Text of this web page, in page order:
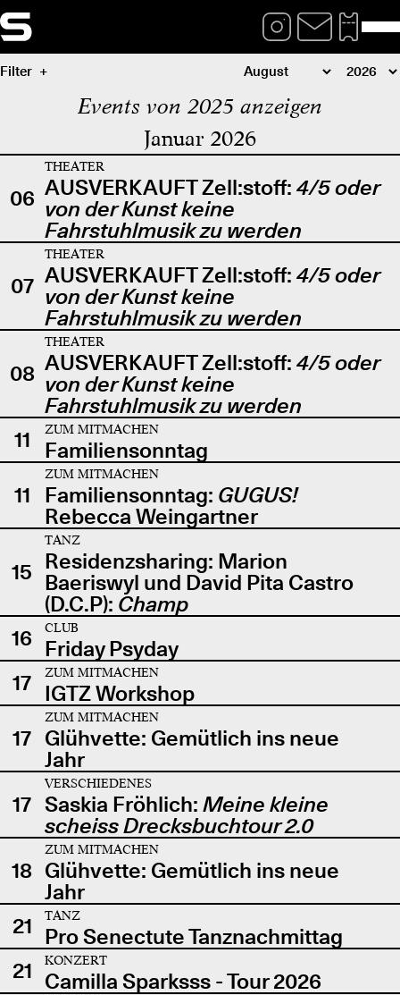
Filter
Events von 2025 anzeigen
Januar 2026
06
THEATER
AUSVERKAUFT Zell:stoff: 4/5 oder
von der Kunst keine
Fahrstuhlmusik zu werden
07
THEATER
AUSVERKAUFT Zell:stoff: 4/5 oder
von der Kunst keine
Fahrstuhlmusik zu werden
08
THEATER
AUSVERKAUFT Zell:stoff: 4/5 oder
von der Kunst keine
Fahrstuhlmusik zu werden
11
ZUM MITMACHEN
Familiensonntag
11
ZUM MITMACHEN
Familiensonntag: GUGUS!
Rebecca Weingartner
15
TANZ
Residenzsharing: Marion
Baeriswyl und David Pita Castro
(D.C.P): Champ
16
CLUB
Friday Psyday
17
ZUM MITMACHEN
IGTZ Workshop
17
ZUM MITMACHEN
Glühvette: Gemütlich ins neue
Jahr
17
VERSCHIEDENES
Saskia Fröhlich: Meine kleine
scheiss Drecksbuchtour 2.0
18
ZUM MITMACHEN
Glühvette: Gemütlich ins neue
Jahr
21
TANZ
Pro Senectute Tanznachmittag
21
KONZERT
Camilla Sparksss - Tour 2026